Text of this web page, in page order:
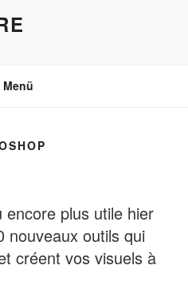
Menü
plus utile hier
nouveaux outils qui
créent vos visuels à